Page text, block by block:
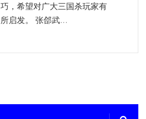
巧，希望对广大三国杀玩家有
所启发。 张郃武...